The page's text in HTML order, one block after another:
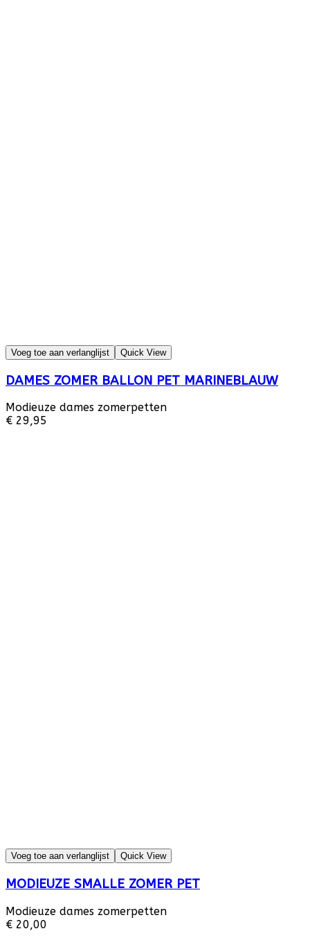
Voeg toe aan verlanglijst Quick View
DAMES ZOMER BALLON PET MARINEBLAUW
Modieuze dames zomerpetten
€ 29,95
Voeg toe aan verlanglijst Quick View
MODIEUZE SMALLE ZOMER PET
Modieuze dames zomerpetten
€ 20,00